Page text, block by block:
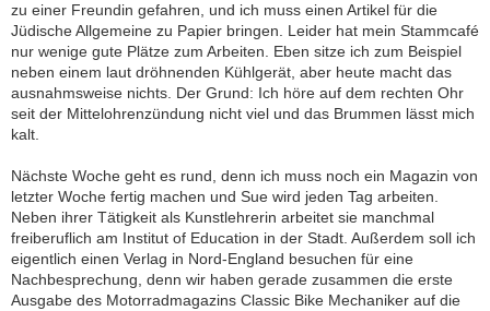
zu einer Freundin gefahren, und ich muss einen Artikel für die
Jüdische Allgemeine zu Papier bringen. Leider hat mein Stammcafé
nur wenige gute Plätze zum Arbeiten. Eben sitze ich zum Beispiel
neben einem laut dröhnenden Kühlgerät, aber heute macht das
ausnahmsweise nichts. Der Grund: Ich höre auf dem rechten Ohr
seit der Mittelohrenzündung nicht viel und das Brummen lässt mich
kalt.
Nächste Woche geht es rund, denn ich muss noch ein Magazin von
letzter Woche fertig machen und Sue wird jeden Tag arbeiten.
Neben ihrer Tätigkeit als Kunstlehrerin arbeitet sie manchmal
freiberuflich am Institut of Education in der Stadt. Außerdem soll ich
eigentlich einen Verlag in Nord-England besuchen für eine
Nachbesprechung, denn wir haben gerade zusammen die erste
Ausgabe des Motorradmagazins Classic Bike Mechaniker auf die